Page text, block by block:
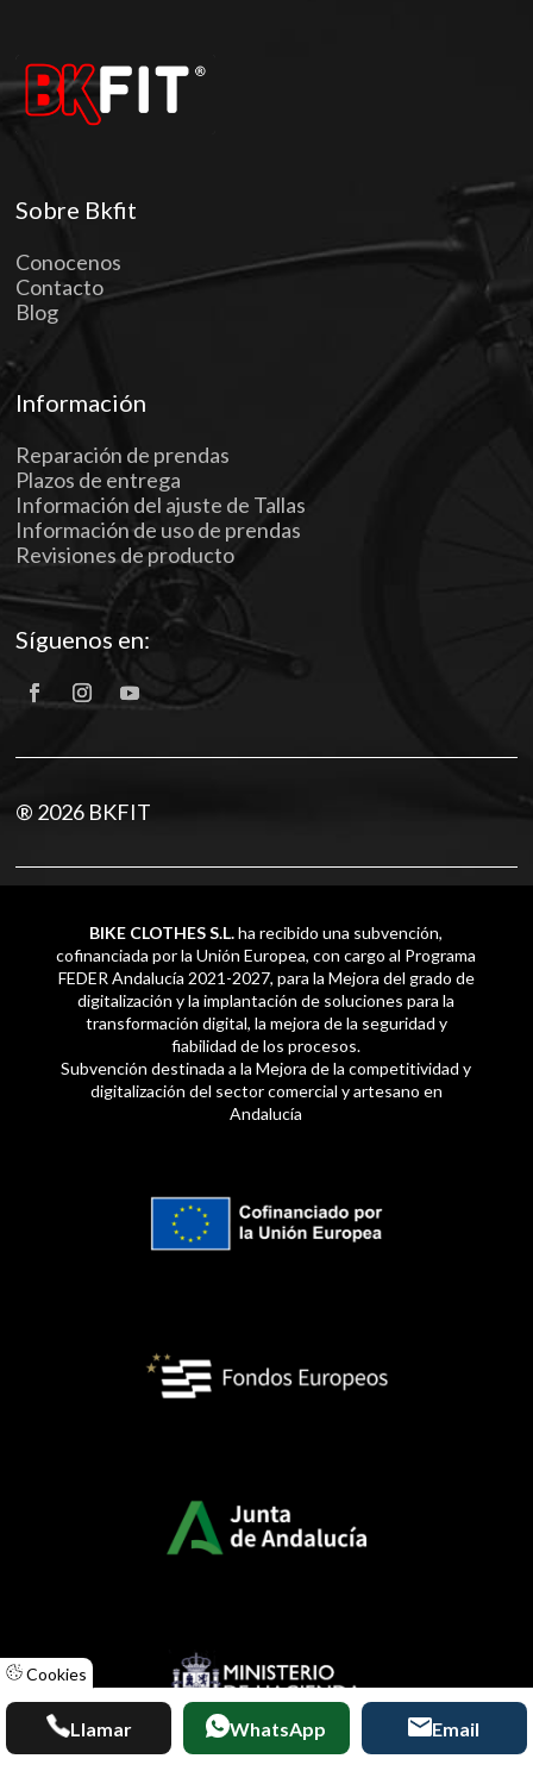
Sobre Bkfit
Conocenos
Contacto
Blog
Información
Reparación de prendas
Plazos de entrega
Información del ajuste de Tallas
Información de uso de prendas
Revisiones de producto
Síguenos en:
® 2026 BKFIT
BIKE CLOTHES S.L.ha recibido una subvención,
cofinanciada por la Unión Europea, con cargo al Programa
FEDER Andalucía 2021-2027, para la Mejora del grado de
digitalización y la implantación de soluciones para la
transformación digital, la mejora de la seguridad y
fiabilidad de los procesos.
Subvención destinada a la Mejora de la competitividad y
digitalización del sector comercial y artesano en
Andalucía
Cookies
Llamar WhatsApp Email